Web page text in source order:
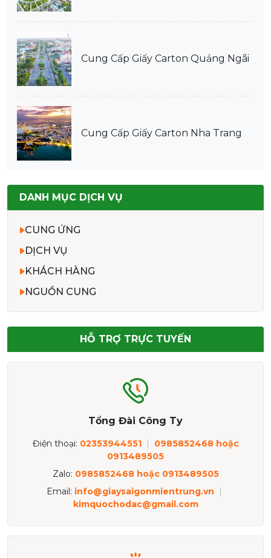
Cung Cấp Giấy Carton Quảng Ngãi
Cung Cấp Giấy Carton Nha Trang
DANH MỤC DỊCH VỤ
CUNG ỨNG
DỊCH VỤ
KHÁCH HÀNG
NGUỒN CUNG
HỖ TRỢ TRỰC TUYẾN
Tổng Đài Công Ty
Điện thoại: 02353944551 |
0985852468 hoặc
0913489505
Zalo: 0985852468 hoặc 0913489505
Email: info@giaysaigonmientrung.vn
|
kimquochodac@gmail.com